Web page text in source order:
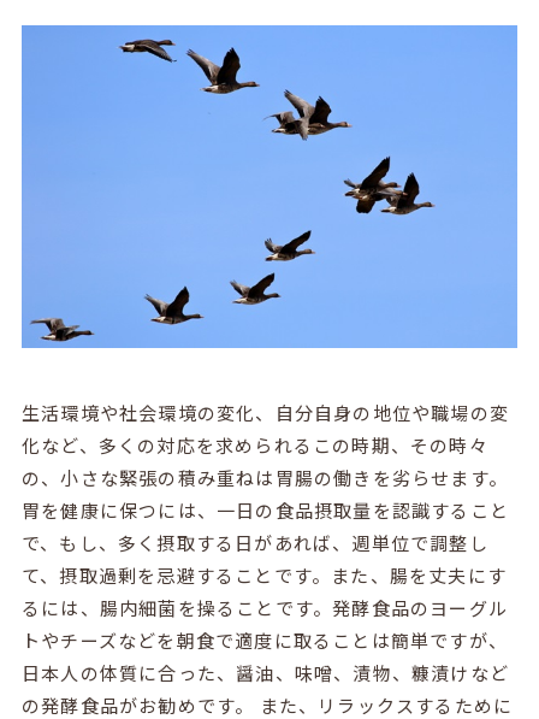
生活環境や社会環境の変化、自分自身の地位や職場の変
化など、多くの対応を求められるこの時期、その時々
の、小さな緊張の積み重ねは胃腸の働きを劣らせます。
胃を健康に保つには、一日の食品摂取量を認識すること
で、もし、多く摂取する日があれば、週単位で調整し
て、摂取過剰を忌避することです。また、腸を丈夫にす
るには、腸内細菌を操ることです。発酵食品のヨーグル
トやチーズなどを朝食で適度に取ることは簡単ですが、
日本人の体質に合った、醤油、味噌、漬物、糠漬けなど
の発酵食品がお勧めです。 また、リラックスするために